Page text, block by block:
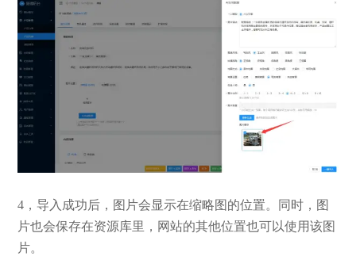
4，导入成功后，图片会显示在缩略图的位置。同时，图
片也会保存在资源库里，网站的其他位置也可以使用该图
片。